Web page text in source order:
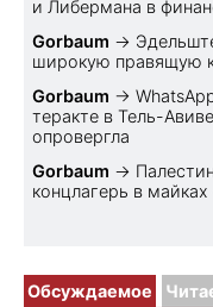
и Либермана в
Gorbaum →
широкую правящую
Gorbaum →
теракте в Тель-
опровергла
Gorbaum →
концлагерь в
Обсуждаемое